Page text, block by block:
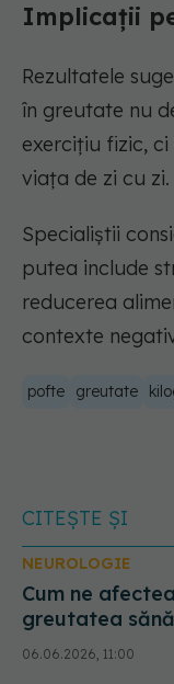
Implicații
Rezultatele
în greutate nu
exercițiu fizic,
viața de zi cu zi.
Specialiștii
putea include
reducerea
contexte
pofte greutate
CITEȘTE ȘI
NEUROLOGIE
Cum ne
greutatea
creierului
06.06.2026, 11:00